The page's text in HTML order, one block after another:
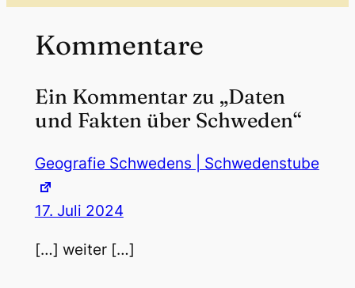
Kommentare
Ein Kommentar zu „Daten
und Fakten über Schweden“
Geografie Schwedens | Schwedenstube
17. Juli 2024
[…] weiter […]